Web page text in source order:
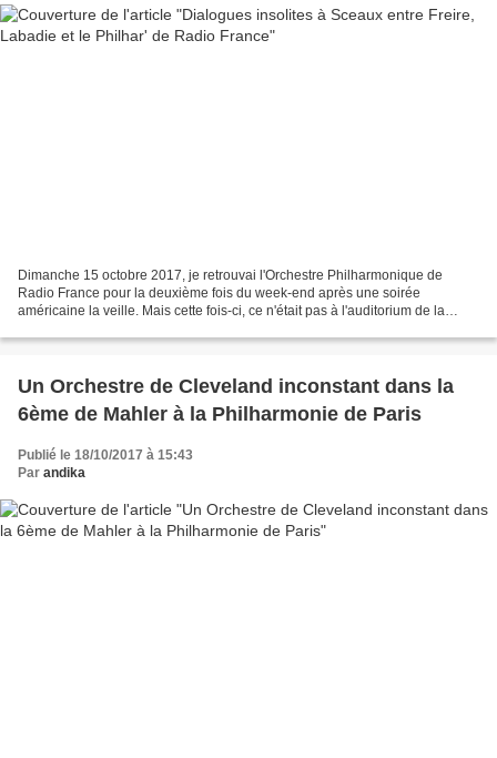
Dimanche 15 octobre 2017, je retrouvai l'Orchestre Philharmonique de
Radio France pour la deuxième fois du week-end après une soirée
américaine la veille. Mais cette fois-ci, ce n'était pas à l'auditorium de la
Un Orchestre de Cleveland inconstant dans la
6ème de Mahler à la Philharmonie de Paris
Publié le 18/10/2017 à 15:43
Par andika